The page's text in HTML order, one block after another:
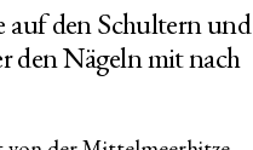
auf den Schultern und
den Nägeln mit nach